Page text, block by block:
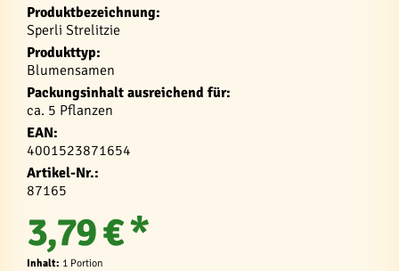
Produktbezeichnung:
Sperli Strelitzie
Produkttyp:
Blumensamen
Packungsinhalt ausreichend für:
ca. 5 Pflanzen
EAN:
4001523871654
Artikel-Nr.:
87165
3,79 € *
Inhalt: 1 Portion